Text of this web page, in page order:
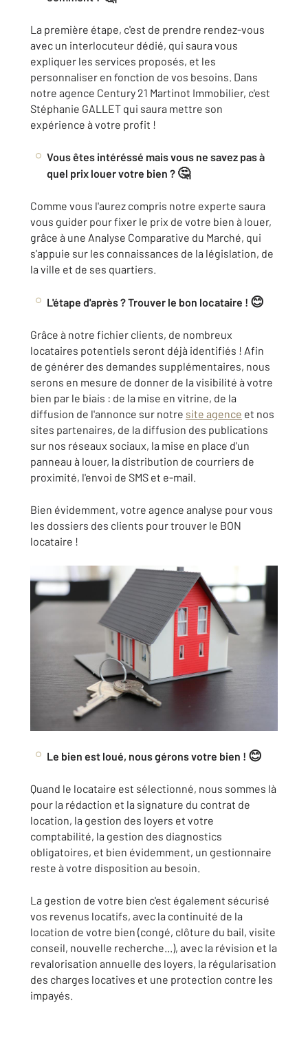
La première étape, c'est de prendre rendez-vous
avec un interlocuteur dédié, qui saura vous
expliquer les services proposés, et les
personnaliser en fonction de vos besoins. Dans
notre agence Century 21 Martinot Immobilier, c'est
Stéphanie GALLET qui saura mettre son
expérience à votre profit !
Vous êtes intéréssé mais vous ne savez pas à
quel prix louer votre bien ? 🤔
Comme vous l'aurez compris notre experte saura
vous guider pour fixer le prix de votre bien à louer,
grâce à une Analyse Comparative du Marché, qui
s'appuie sur les connaissances de la législation, de
la ville et de ses quartiers.
L'étape d'après ? Trouver le bon locataire ! 😊
Grâce à notre fichier clients, de nombreux
locataires potentiels seront déjà identifiés ! Afin
de générer des demandes supplémentaires, nous
serons en mesure de donner de la visibilité à votre
bien par le biais : de la mise en vitrine, de la
diffusion de l'annonce sur notre site agence et nos
sites partenaires, de la diffusion des publications
sur nos réseaux sociaux, la mise en place d'un
panneau à louer, la distribution de courriers de
proximité, l'envoi de SMS et e-mail.
Bien évidemment, votre agence analyse pour vous
les dossiers des clients pour trouver le BON
locataire !
Le bien est loué, nous gérons votre bien ! 😊
Quand le locataire est sélectionné, nous sommes là
pour la rédaction et la signature du contrat de
location, la gestion des loyers et votre
comptabilité, la gestion des diagnostics
obligatoires, et bien évidemment, un gestionnaire
reste à votre disposition au besoin.
La gestion de votre bien c'est également sécurisé
vos revenus locatifs, avec la continuité de la
location de votre bien (congé, clôture du bail, visite
conseil, nouvelle recherche...), avec la révision et la
revalorisation annuelle des loyers, la régularisation
des charges locatives et une protection contre les
impayés.